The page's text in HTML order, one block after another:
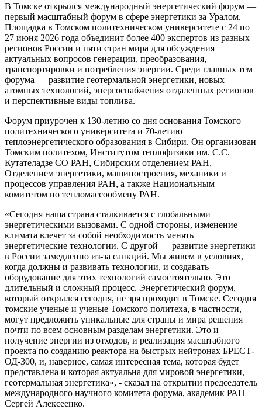
В Томске открылся международный энергетический форум —
первый масштабный форум в сфере энергетики за Уралом.
Площадка в Томском политехническом университете с 24 по
27 июня 2026 года объединит более 400 экспертов из разных
регионов России и пяти стран мира для обсуждения
актуальных вопросов генерации, преобразования,
транспортировки и потребления энергии. Среди главных тем
форума — развитие геотермальной энергетики, новых
атомных технологий, энергоснабжения отдаленных регионов
и перспективные виды топлива.
Форум приурочен к 130-летию со дня основания Томского
политехнического университета и 70-летию
теплоэнергетического образования в Сибири. Он организован
Томским политехом, Институтом теплофизики им. С.С.
Кутателадзе СО РАН, Сибирским отделением РАН,
Отделением энергетики, машиностроения, механики и
процессов управления РАН, а также Национальным
комитетом по тепломассообмену РАН.
«Сегодня наша страна сталкивается с глобальными
энергетическими вызовами. С одной стороны, изменение
климата влечет за собой необходимость менять
энергетические технологии. С другой — развитие энергетики
в России замедленно из-за санкций. Мы живем в условиях,
когда должны и развивать технологии, и создавать
оборудование для этих технологий самостоятельно. Это
длительный и сложный процесс. Энергетический форум,
который открылся сегодня, не зря проходит в Томске. Сегодня
томские ученые и ученые Томского политеха, в частности,
могут предложить уникальные для страны и мира решения
почти по всем основным разделам энергетики. Это и
получение энергии из отходов, и реализация масштабного
проекта по созданию реактора на быстрых нейтронах БРЕСТ-
ОД-300, и, наверное, самая интересная тема, которая будет
представлена и которая актуальна для мировой энергетики, —
геотермальная энергетика», - сказал на открытии председатель
международного научного комитета форума, академик РАН
Сергей Алексеенко.